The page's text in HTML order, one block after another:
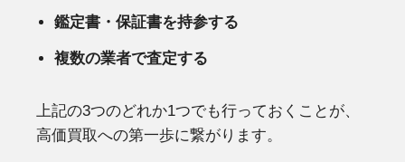
鑑定書・保証書を持参する
複数の業者で査定する
上記の3つのどれか1つでも行っておくことが、
高価買取への第一歩に繋がります。